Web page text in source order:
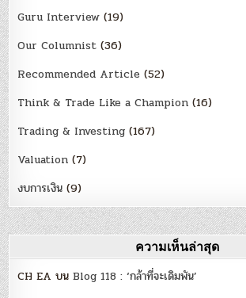
Guru Interview (19)
Our Columnist (36)
Recommended Article (52)
Think & Trade Like a Champion (16)
Trading & Investing (167)
Valuation (7)
งบการเงิน (9)
ความเห็นล่าสุด
CH EA บนBlog 118 : ‘กล้าที่จะเดิมพัน’